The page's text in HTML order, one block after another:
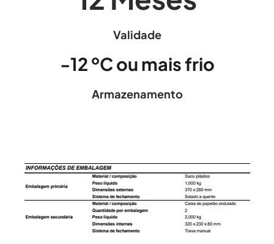
Validade
-12ºC ou mais frio
Armazenamento